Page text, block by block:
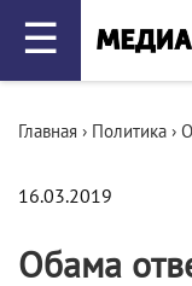
☰
Главная › Политика ›
16.03.2019
Обама